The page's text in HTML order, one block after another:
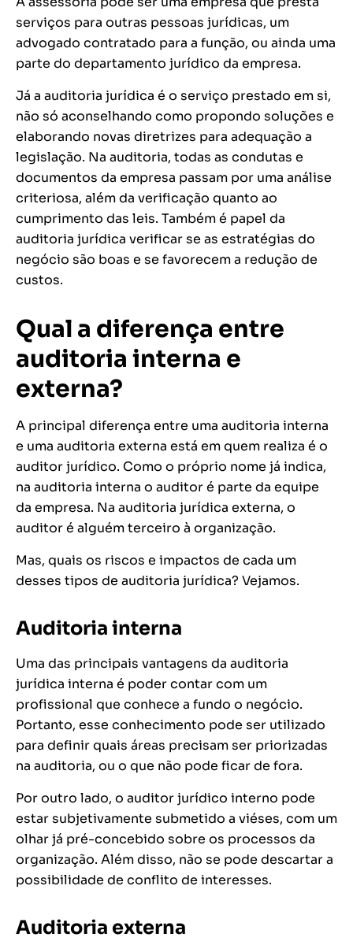
serviços para outras pessoas jurídicas, um
advogado contratado para a função, ou ainda uma
parte do departamento jurídico da empresa.
Já a auditoria jurídica é o serviço prestado em si,
não só aconselhando como propondo soluções e
elaborando novas diretrizes para adequação a
legislação. Na auditoria, todas as condutas e
documentos da empresa passam por uma análise
criteriosa, além da verificação quanto ao
cumprimento das leis. Também é papel da
auditoria jurídica verificar se as estratégias do
negócio são boas e se favorecem a redução de
custos.
Qual a diferença entre
auditoria interna e
externa?
A principal diferença entre uma auditoria interna
e uma auditoria externa está em quem realiza é o
auditor jurídico. Como o próprio nome já indica,
na auditoria interna o auditor é parte da equipe
da empresa. Na auditoria jurídica externa, o
auditor é alguém terceiro à organização.
Mas, quais os riscos e impactos de cada um
desses tipos de auditoria jurídica? Vejamos.
Auditoria interna
Uma das principais vantagens da auditoria
jurídica interna é poder contar com um
profissional que conhece a fundo o negócio.
Portanto, esse conhecimento pode ser utilizado
para definir quais áreas precisam ser priorizadas
na auditoria, ou o que não pode ficar de fora.
Por outro lado, o auditor jurídico interno pode
estar subjetivamente submetido a viéses, com um
olhar já pré-concebido sobre os processos da
organização. Além disso, não se pode descartar a
possibilidade de conflito de interesses.
Auditoria externa